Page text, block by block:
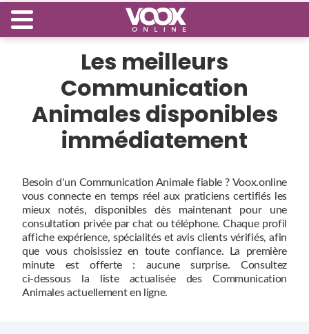
Les meilleurs
Communication
Animales disponibles
immédiatement
Besoin d'un Communication Animale fiable ? Voox.online
vous connecte en temps réel aux praticiens certifiés les
mieux notés, disponibles dès maintenant pour une
consultation privée par chat ou téléphone. Chaque profil
affiche expérience, spécialités et avis clients vérifiés, afin
que vous choisissiez en toute confiance. La première
minute est offerte : aucune surprise. Consultez
ci‑dessous la liste actualisée des Communication
Animales actuellement en ligne.